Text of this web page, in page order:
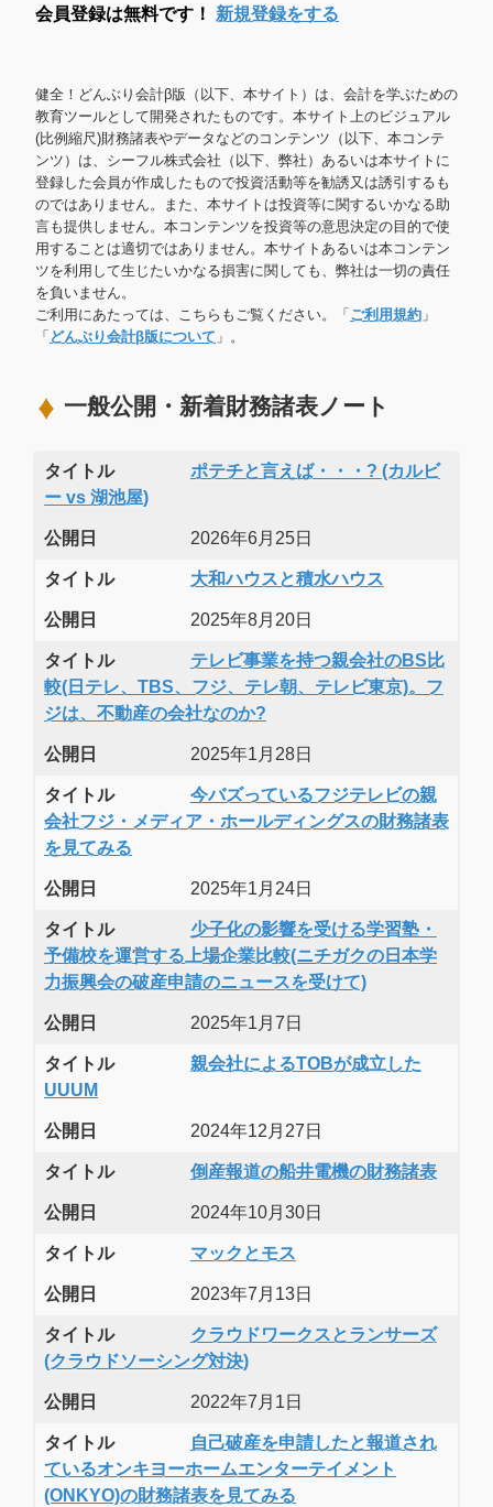
会員登録は無料です！ 新規登録をする
健全！どんぶり会計β版（以下、本サイト）は、会計を学ぶための
教育ツールとして開発されたものです。本サイト上のビジュアル
(比例縮尺)財務諸表やデータなどのコンテンツ（以下、本コンテ
ンツ）は、シーフル株式会社（以下、弊社）あるいは本サイトに
登録した会員が作成したもので投資活動等を勧誘又は誘引するも
のではありません。また、本サイトは投資等に関するいかなる助
言も提供しません。本コンテンツを投資等の意思決定の目的で使
用することは適切ではありません。本サイトあるいは本コンテン
ツを利用して生じたいかなる損害に関しても、弊社は一切の責任
を負いません。
ご利用にあたっては、こちらもご覧ください。「 ご利用規約 」
「 どんぶり会計β版について 」。
一般公開・新着財務諸表ノート
タイトル
ポテチと言えば・・・? (カルビ
ー vs 湖池屋)
公開日 2026年6月25日
タイトル 大和ハウスと積水ハウス
公開日 2025年8月20日
タイトル
テレビ事業を持つ親会社のBS比
較(日テレ、TBS、フジ、テレ朝、テレビ東京)。フ
ジは、不動産の会社なのか?
公開日 2025年1月28日
タイトル
今バズっているフジテレビの親
会社フジ・メディア・ホールディングスの財務諸表
を見てみる
公開日 2025年1月24日
タイトル
少子化の影響を受ける学習塾・
予備校を運営する上場企業比較(ニチガクの日本学
力振興会の破産申請のニュースを受けて)
公開日 2025年1月7日
タイトル
親会社によるTOBが成立した
UUUM
公開日 2024年12月27日
タイトル 倒産報道の船井電機の財務諸表
公開日 2024年10月30日
タイトル マックとモス
公開日 2023年7月13日
タイトル
クラウドワークスとランサーズ
(クラウドソーシング対決)
公開日 2022年7月1日
タイトル
自己破産を申請したと報道され
ているオンキヨーホームエンターテイメント
(ONKYO)の財務諸表を見てみる